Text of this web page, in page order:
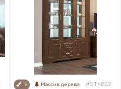
18 Массив дерева #ST4822